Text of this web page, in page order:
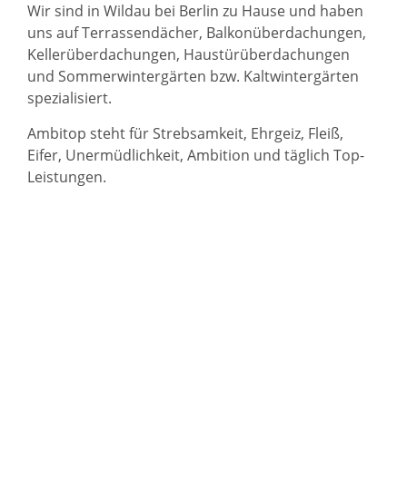
Wir sind in Wildau bei Berlin zu Hause und haben
uns auf Terrassendächer, Balkonüberdachungen,
Kellerüberdachungen, Haustürüberdachungen
und Sommerwintergärten bzw. Kaltwintergärten
spezialisiert.
Ambitop steht für Strebsamkeit, Ehrgeiz, Fleiß,
Eifer, Unermüdlichkeit, Ambition und täglich Top-
Leistungen.